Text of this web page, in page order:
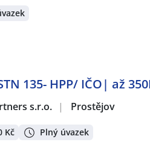
135- HPP/ IČO| až
s.r.o. | Prostějov
Kč Plný úvazek